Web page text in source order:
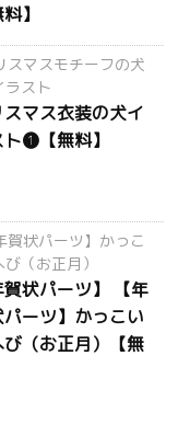
料】
スマス衣装の犬イ
ト❶【無料】
賀状パーツ】 【年
ーツ】かっこい
び（お正月）【無